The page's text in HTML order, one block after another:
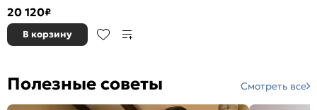
20 120₽
В корзину
Полезные советы Смотреть все